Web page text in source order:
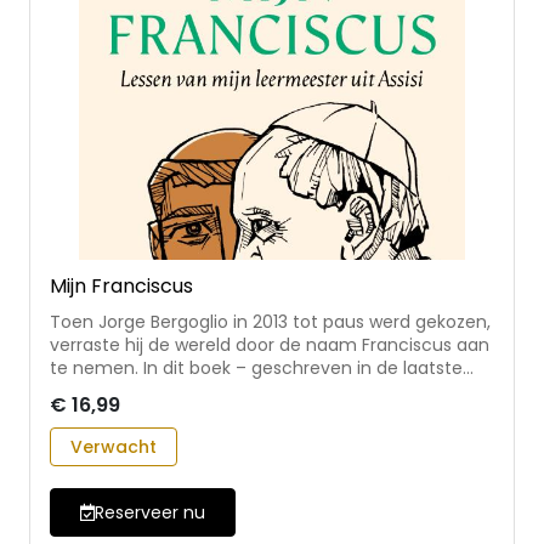
Mijn Franciscus
Toen Jorge Bergoglio in 2013 tot paus werd gekozen,
verraste hij de wereld door de naam Franciscus aan
te nemen. In dit boek – geschreven in de laatste
voor het eerst uitgebreid over zijn persoonlijke band
met Franciscus van Assisi. Openhartig vertelt hij
waarom hij deze naam koos: niet als een
symbolisch gebaar, maar als een geleefde roeping,
geworteld in het voorbeeld van zijn naamgenoot uit
Assisi. • over Franciscus van Assisi als bron van
€ 16,99
Verwacht
Reserveer nu